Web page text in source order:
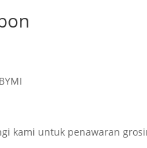
kami untuk penawaran